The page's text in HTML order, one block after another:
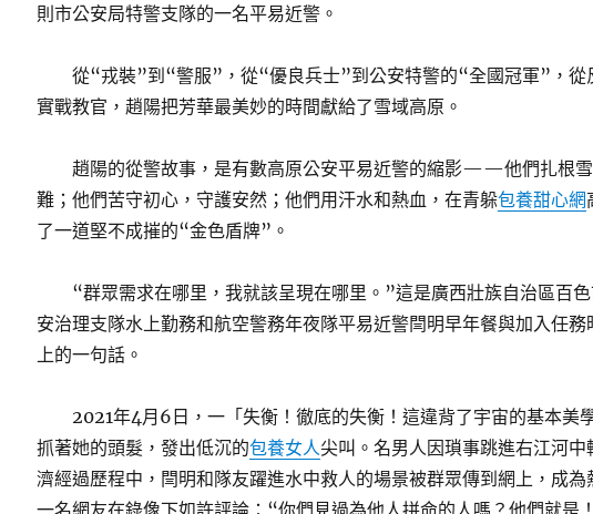
則市公安局特警支隊的一名平易近警。
從“戎裝”到“警服”，從“優良兵士”到公安特警的“全國冠軍”，從
實戰教官，趙陽把芳華最美妙的時間獻給了雪域高原。
趙陽的從警故事，是有數高原公安平易近警的縮影——他們扎根
難；他們苦守初心，守護安然；他們用汗水和熱血，在青躲包養甜心網
了一道堅不成摧的“金色盾牌”。
“群眾需求在哪里，我就該呈現在哪里。”這是廣西壯族自治區百
安治理支隊水上勤務和航空警務年夜隊平易近警閆明早年餐與加入任務
上的一句話。
2021年4月6日，一「失衡！徹底的失衡！這違背了宇宙的基本美
抓著她的頭髮，發出低沉的包養女人尖叫。名男人因瑣事跳進右江河中
濟經過歷程中，閆明和隊友躍進水中救人的場景被群眾傳到網上，成為
一名網友在錄像下如許評論：“你們見過為他人拼命的人嗎？他們就是